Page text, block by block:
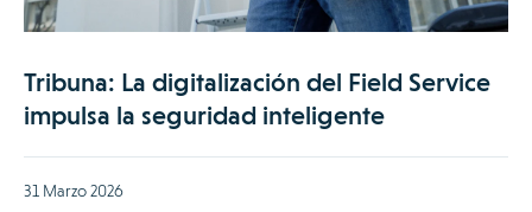
Tribuna: La digitalización del Field Service
impulsa la seguridad inteligente
31 Marzo 2026